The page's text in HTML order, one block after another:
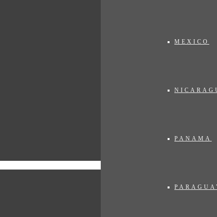
MEXICO
PANAMA
Nu al?! Het is Jozef. Wat heeft díe nu weer zo vroeg! Zuid-
om Kwazulu Natal te ontdekken.
te pinnen en direct het hotel op te zoeken. En nee, geen hulp aan
aardige meneer mij best even laten vertellen waar ‘t hotel is. En
ongemakkelijker te voelen. Afijn, het gaat goed. Na een kort
Wat raar om de enige blanke te zijn!